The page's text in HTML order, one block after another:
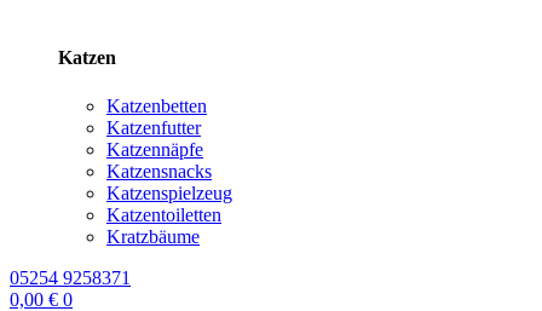
Katzen
Katzenbetten
Katzenfutter
Katzennäpfe
Katzensnacks
Katzenspielzeug
Katzentoiletten
Kratzbäume
05254 9258371
0,00 € 0